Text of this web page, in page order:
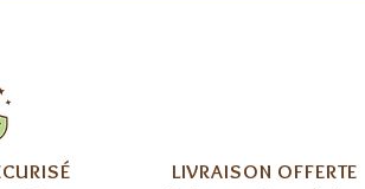
LIVRAISON OFFERTE​